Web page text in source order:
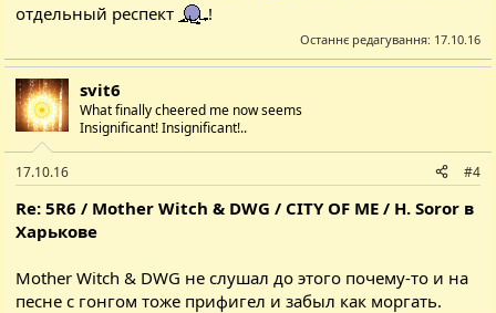
отдельный респект
!
Останнє редагування: 17.10.16
svit6
What finally cheered me now seems
Insignificant! Insignificant!..
17.10.16 #4
Re: 5R6 / Mother Witch & DWG / CITY OF ME / H. Soror в
Харькове
Mother Witch & DWG не слушал до этого почему-то и на
песне с гонгом тоже прифигел и забыл как моргать.